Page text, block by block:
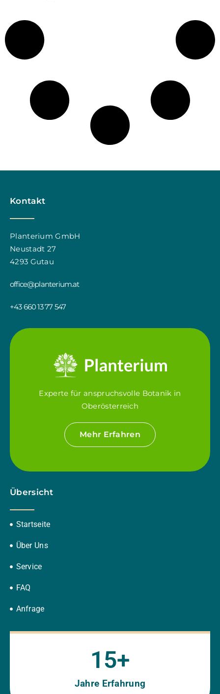
Kontakt
Planterium GmbH
Neustadt 27
4293 Gutau
office@planterium.at
+43 660 13 77 547
Experte für anspruchsvolle Botanik in
Oberösterreich
Mehr Erfahren
Übersicht
Startseite
Über Uns
Service
FAQ
Anfrage
Jahre Erfahrung
15+